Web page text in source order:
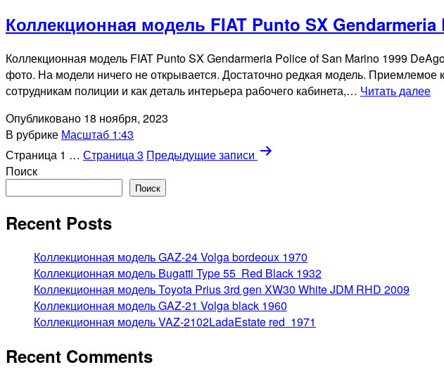
Коллекционная модель FIAT Punto SX
Коллекционная модель FIAT Punto SX Gendarmeria Police of San Marino 1999
фото. На модели ничего не открывается. Достаточно редкая модель.
сотрудникам полиции и как деталь интерьера рабочего кабинета,… Читать далее
Опубликовано 18 ноября, 2023
В рубрике Масштаб 1:43
Пагинация
записей
Страница 1 … Страница 3 Предыдущиезаписи
Поиск
Поиск
Recent Posts
Коллекционная модель GAZ-24 Volga bordeoux 1970
Коллекционная модель Bugatti Type 55 Red Black 1932
Коллекционная модель Toyota Prius 3rd gen XW30 White JDM RHD 2009
Коллекционная модель GAZ-21 Volga black 1960
Коллекционная модель VAZ-2102LadaEstate red 1971
Recent Comments